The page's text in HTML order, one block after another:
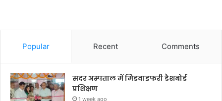
Popular Recent Comments
सदर अस्पताल में मिडवाइफरी डैशबोर्ड
प्रशिक्षण
1 week ago